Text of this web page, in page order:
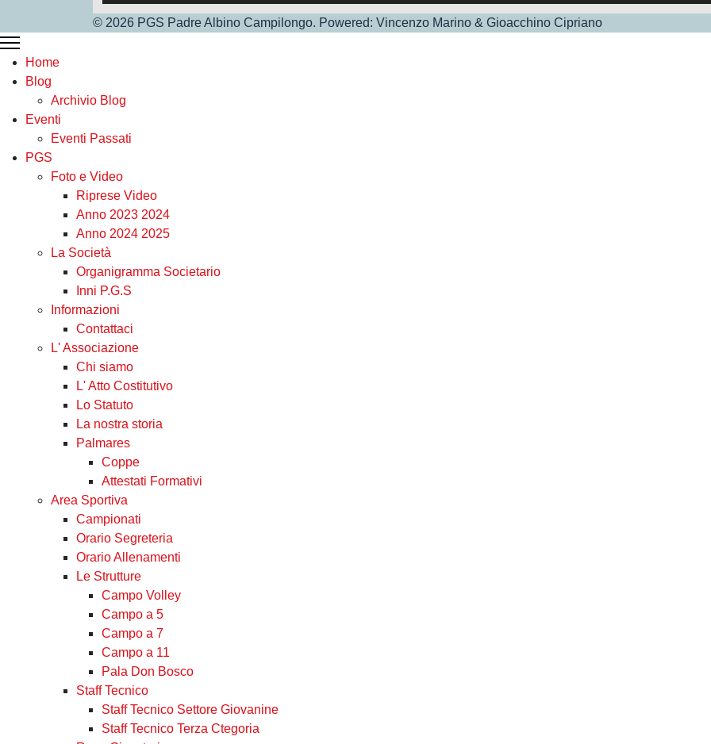
© 2026 PGS Padre Albino Campilongo. Powered: Vincenzo Marino & Gioacchino Cipriano
Home
Blog
Archivio Blog
Eventi
Eventi Passati
PGS
Foto e Video
Riprese Video
Anno 2023 2024
Anno 2024 2025
La Società
Organigramma Societario
Inni P.G.S
Informazioni
Contattaci
L' Associazione
Chi siamo
L' Atto Costitutivo
Lo Statuto
La nostra storia
Palmares
Coppe
Attestati Formativi
Area Sportiva
Campionati
Orario Segreteria
Orario Allenamenti
Le Strutture
Campo Volley
Campo a 5
Campo a 7
Campo a 11
Pala Don Bosco
Staff Tecnico
Staff Tecnico Settore Giovanine
Staff Tecnico Terza Ctegoria